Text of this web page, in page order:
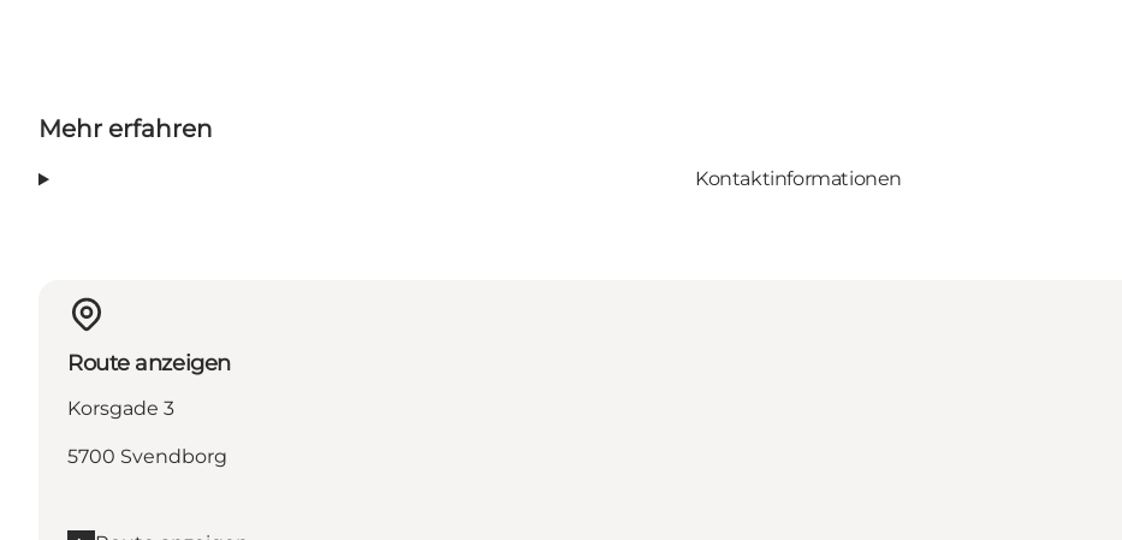
Mehr erfahren
Kontaktinformationen
Route anzeigen
Korsgade 3
5700 Svendborg